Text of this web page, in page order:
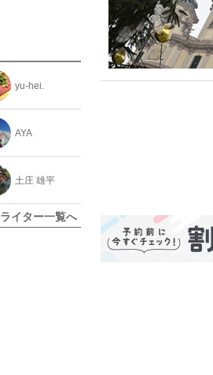
yu-hei.
AYA
土庄 雄平
ライター一覧へ